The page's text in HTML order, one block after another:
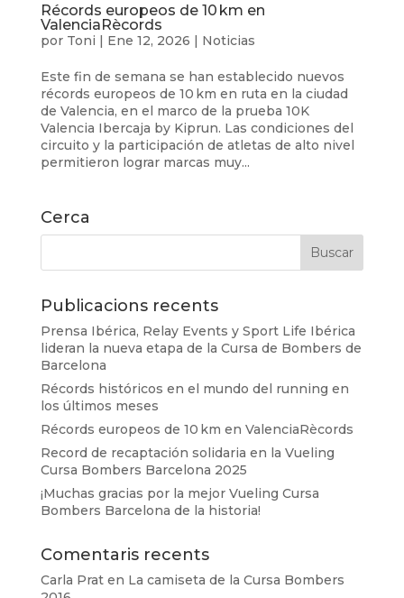
Récords europeos de 10 km en
ValenciaRècords
por Toni | Ene 12, 2026 | Noticias
Este fin de semana se han establecido nuevos
récords europeos de 10 km en ruta en la ciudad
de Valencia, en el marco de la prueba 10K
Valencia Ibercaja by Kiprun. Las condiciones del
circuito y la participación de atletas de alto nivel
permitieron lograr marcas muy...
Cerca
Publicacions recents
Prensa Ibérica, Relay Events y Sport Life Ibérica
lideran la nueva etapa de la Cursa de Bombers de
Barcelona
Récords históricos en el mundo del running en
los últimos meses
Récords europeos de 10 km en ValenciaRècords
Record de recaptación solidaria en la Vueling
Cursa Bombers Barcelona 2025
¡Muchas gracias por la mejor Vueling Cursa
Bombers Barcelona de la historia!
Comentaris recents
Carla Praten La camiseta de la Cursa Bombers